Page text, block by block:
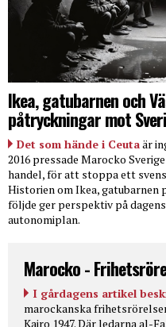
Ikea, gatubarnen och
påtryckningar mot
Det som hände i Ceutaär
2016 pressade Marocko
handel, för att stoppa ett
Historien om Ikea, gatubarnen
följde ger perspektiv på
autonomiplan.
Marocko -
I gårdagens artikel
marockanska
Kairo 1947. Där ledarna al-